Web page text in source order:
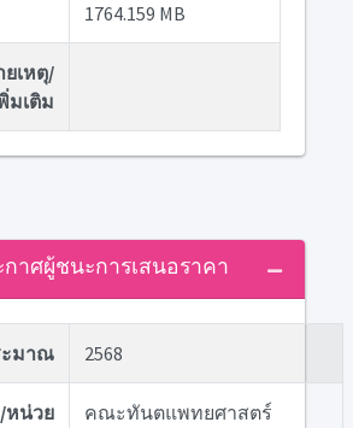
1764.159 MB
เหตุ/
มเติม
กาศผู้ชนะการเสนอราคา
ะมาณ 2568
น่วย
คณะทันตแพทยศาสตร์